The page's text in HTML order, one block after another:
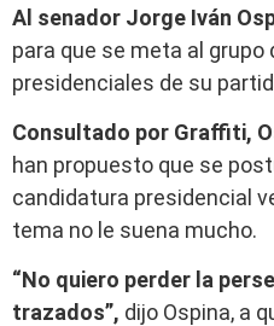
Al senador Jorge Iván
para que se meta al
presidenciales de su
Consultado por Graffiti,
han propuesto que se
candidatura presidencial
tema no le suena mucho.
“No quiero perder la
trazados”, dijo Ospina, a